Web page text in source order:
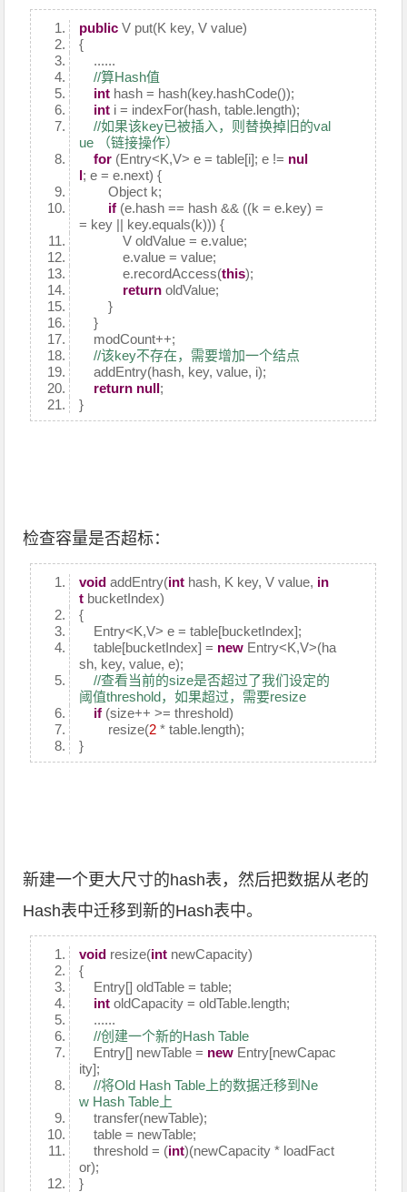
public V put(K key, V value)
{
......
//算Hash值
int hash = hash(key.hashCode());
int i = indexFor(hash, table.length);
//如果该key已被插入，则替换掉旧的val
ue （链接操作）
for (Entry<K,V> e = table[i]; e != nul
l; e = e.next) {
Object k;
if (e.hash == hash && ((k = e.key) =
= key || key.equals(k))) {
V oldValue = e.value;
e.value = value;
e.recordAccess(this);
return oldValue;
}
}
modCount++;
//该key不存在，需要增加一个结点
addEntry(hash, key, value, i);
return null;
}
检查容量是否超标：
void addEntry(int hash, K key, V value, in
t bucketIndex)
{
Entry<K,V> e = table[bucketIndex];
table[bucketIndex] = new Entry<K,V>(ha
sh, key, value, e);
//查看当前的size是否超过了我们设定的
阈值threshold，如果超过，需要resize
if (size++ >= threshold)
resize(2 * table.length);
}
新建一个更大尺寸的hash表，然后把数据从老的
Hash表中迁移到新的Hash表中。
void resize(int newCapacity)
{
Entry[] oldTable = table;
int oldCapacity = oldTable.length;
......
//创建一个新的Hash Table
Entry[] newTable = new Entry[newCapac
ity];
//将Old Hash Table上的数据迁移到Ne
w Hash Table上
transfer(newTable);
table = newTable;
threshold = (int)(newCapacity * loadFact
or);
}